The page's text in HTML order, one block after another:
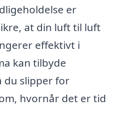
er
at din luft til luft
effektivt i
kan tilbyde
du slipper for
hvornår det er tid